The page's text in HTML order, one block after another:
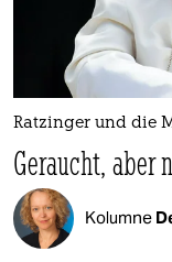
Ratzinger und die
Geraucht,
Kolumne